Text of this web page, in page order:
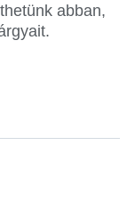
abban,